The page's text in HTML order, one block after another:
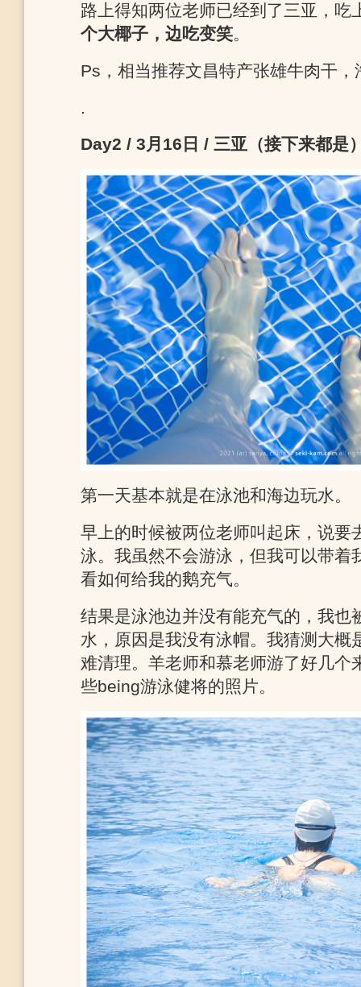
路上得知两位老师已经到了三亚，吃
个大椰子，边吃变笑。
Ps，相当推荐文昌特产张雄牛肉干，
.
Day2 / 3月16日 / 三亚（接下来都是
第一天基本就是在泳池和海边玩水。
早上的时候被两位老师叫起床，说要
泳。我虽然不会游泳，但我可以带着
看如何给我的鹅充气。
结果是泳池边并没有能充气的，我也
水，原因是我没有泳帽。我猜测大概
难清理。羊老师和慕老师游了好几个
些being游泳健将的照片。